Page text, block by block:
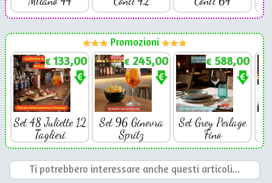
Promozioni
€ 133,00
Set 48 Juliette 12
Taglieri
€ 245,00
Set 96 Ginevra
Spritz
€ 588,00
Set Grey Perlage
Fino
Ti potrebbero interessare anche questi articoli...